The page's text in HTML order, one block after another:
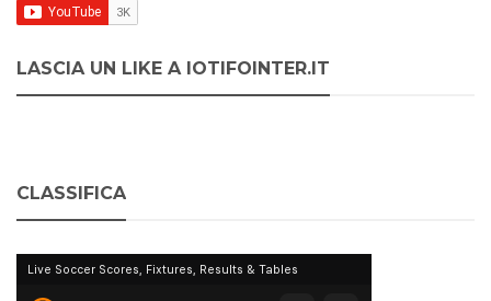
LASCIA UN LIKE A IOTIFOINTER.IT
CLASSIFICA